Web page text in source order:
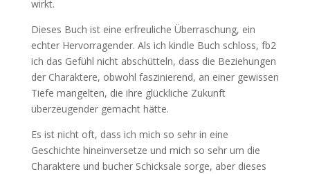
wirkt.
Dieses Buch ist eine erfreuliche Überraschung, ein
echter Hervorragender. Als ich kindle Buch schloss, fb2
ich das Gefühl nicht abschütteln, dass die Beziehungen
der Charaktere, obwohl faszinierend, an einer gewissen
Tiefe mangelten, die ihre glückliche Zukunft
überzeugender gemacht hätte.
Es ist nicht oft, dass ich mich so sehr in eine
Geschichte hineinversetze und mich so sehr um die
Charaktere und bucher Schicksale sorge, aber dieses